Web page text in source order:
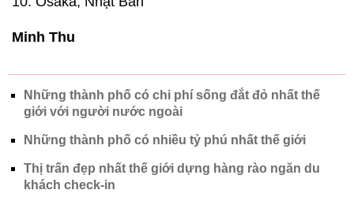
Minh Thu
Những thành phố có chi phí sống đắt đỏ nhất thế
giới với người nước ngoài
Những thành phố có nhiều tỷ phú nhất thế giới
Thị trấn đẹp nhất thế giới dựng hàng rào ngăn du
khách check-in